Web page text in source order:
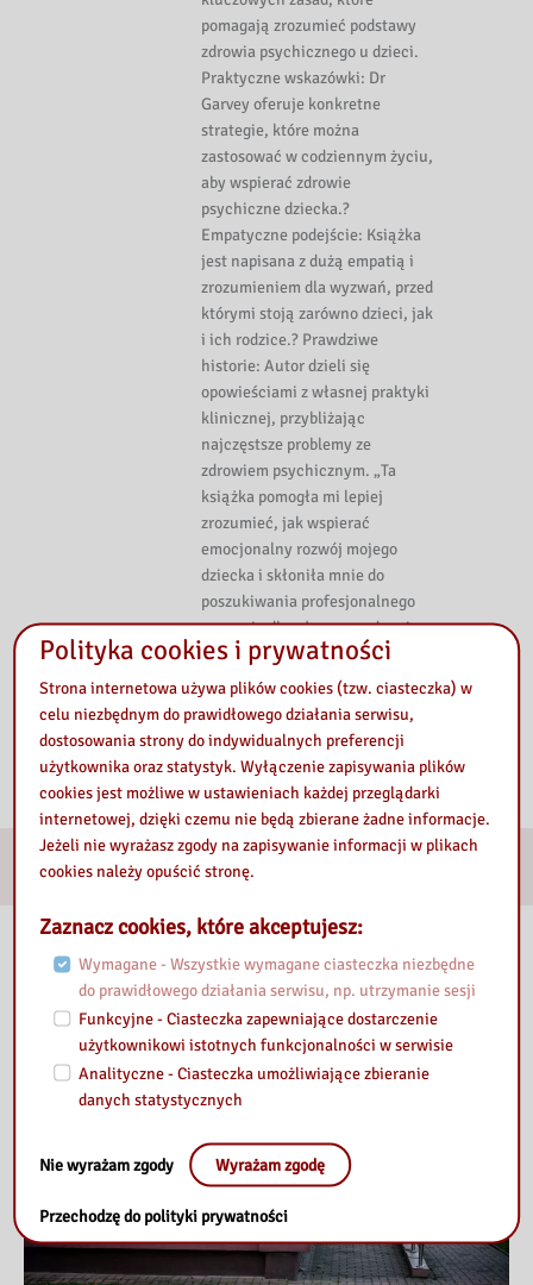
pomagają zrozumieć podstawy
zdrowia psychicznego u dzieci.
Praktyczne wskazówki: Dr
Garvey oferuje konkretne
strategie, które można
zastosować w codziennym życiu,
aby wspierać zdrowie
psychiczne dziecka.?
Empatyczne podejście: Książka
jest napisana z dużą empatią i
zrozumieniem dla wyzwań, przed
którymi stoją zarówno dzieci, jak
i ich rodzice.? Prawdziwe
historie: Autor dzieli się
opowieściami z własnej praktyki
klinicznej, przybliżając
najczęstsze problemy ze
zdrowiem psychicznym. „Ta
książka pomogła mi lepiej
zrozumieć, jak wspierać
emocjonalny rozwój mojego
dziecka i skłoniła mnie do
poszukiwania profesjonalnego
wsparcia dla własnego zdrowia
psychicznego. Napisana z
empatią i zrozumieniem”.
Integro catalog
E-usługi
Nasza Biblioteka
Polityka cookies i prywatności
Strona internetowa używa plików cookies (tzw. ciasteczka) w
celu niezbędnym do prawidłowego działania serwisu,
dostosowania strony do indywidualnych preferencji
użytkownika oraz statystyk. Wyłączenie zapisywania plików
cookies jest możliwe w ustawieniach każdej przeglądarki
internetowej, dzięki czemu nie będą zbierane żadne informacje.
Jeżeli nie wyrażasz zgody na zapisywanie informacji w plikach
cookies należy opuścić stronę.
Zaznacz cookies, które akceptujesz:
Wymagane - Wszystkie wymagane ciasteczka niezbędne
do prawidłowego działania serwisu, np. utrzymanie sesji
Funkcyjne - Ciasteczka zapewniające dostarczenie
użytkownikowi istotnych funkcjonalności w serwisie
Analityczne - Ciasteczka umożliwiające zbieranie
danych statystycznych
Nie wyrażam zgody Wyrażam zgodę
Przechodzę do polityki prywatności